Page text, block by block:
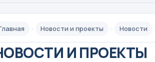
Новости и проекты Новости
И ПРОЕКТЫ